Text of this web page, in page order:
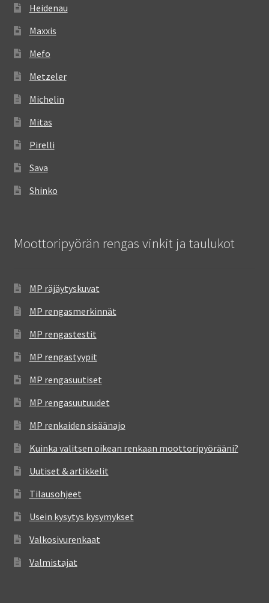
Heidenau
Maxxis
Mefo
Metzeler
Michelin
Mitas
Pirelli
Sava
Shinko
Moottoripyörän rengas vinkit ja taulukot
MP räjäytyskuvat
MP rengasmerkinnät
MP rengastestit
MP rengastyypit
MP rengasuutiset
MP rengasuutuudet
MP renkaiden sisäänajo
Kuinka valitsen oikean renkaan moottoripyörääni?
Uutiset & artikkelit
Tilausohjeet
Usein kysytys kysymykset
Valkosivurenkaat
Valmistajat